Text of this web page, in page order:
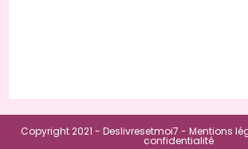
Copyright 2021 - Deslivresetmoi7 - Mentions
confidentialité